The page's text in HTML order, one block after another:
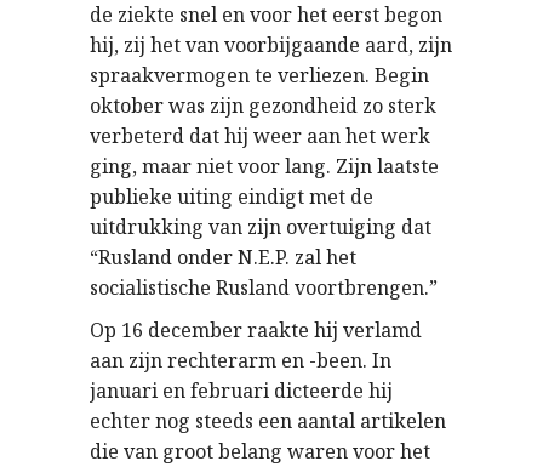
de ziekte snel en voor het eerst begon
hij, zij het van voorbijgaande aard, zijn
spraakvermogen te verliezen. Begin
oktober was zijn gezondheid zo sterk
verbeterd dat hij weer aan het werk
ging, maar niet voor lang. Zijn laatste
publieke uiting eindigt met de
uitdrukking van zijn overtuiging dat
“Rusland onder N.E.P. zal het
socialistische Rusland voortbrengen.”
Op 16 december raakte hij verlamd
aan zijn rechterarm en -been. In
januari en februari dicteerde hij
echter nog steeds een aantal artikelen
die van groot belang waren voor het